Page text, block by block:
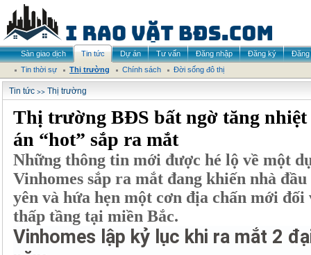
Sàn giao dịch Tin tức Dự án Tư vấn Đăng nhập Đăng ký
Đăng
Tin thời sự
Thị trường Chính sách Đời sống đô thị
Tin tức >> Thị trường
Thị trường BĐS bất ngờ tăng
án “hot” sắp ra mắt
Những thông tin mới được hé lộ về một
Vinhomes sắp ra mắt đang khiến nhà
yên và hứa hẹn một cơn địa chấn mới
thấp tầng tại miền Bắc.
Vinhomes lập kỷ lục khi ra mắt 2